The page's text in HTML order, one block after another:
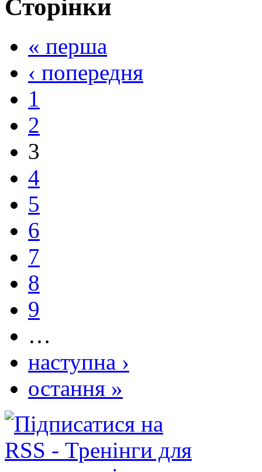
Сторінки
« перша
‹ попередня
1
2
3
4
5
6
7
8
9
…
наступна ›
остання »